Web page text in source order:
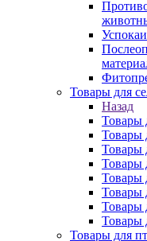
Товары для
Назад
Товары
Товары
Товары
Товары
Товары
Товары
Товары
Товары
Товары для